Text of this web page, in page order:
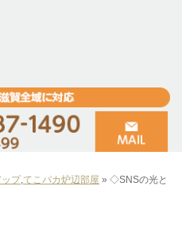
プ,てこパカ炉辺部屋 » ◇SNSの光と